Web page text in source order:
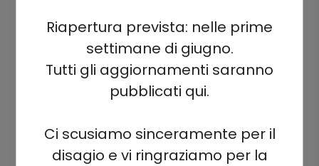
Riapertura prevista: nelle prime
settimane di giugno.
Tutti gli aggiornamenti saranno
pubblicati qui.
Ci scusiamo sinceramente per il
disagio e vi ringraziamo per la